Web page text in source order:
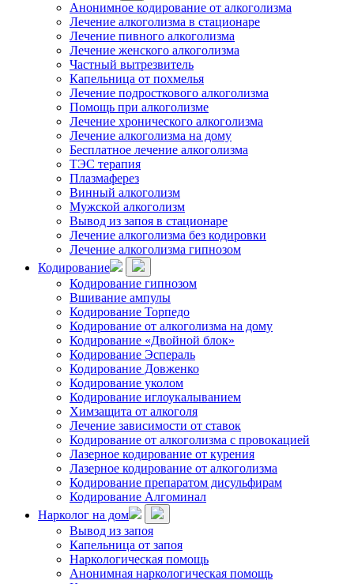
Анонимное кодирование от алкоголизма
Лечение алкоголизма в стационаре
Лечение пивного алкоголизма
Лечение женского алкоголизма
Частный вытрезвитель
Капельница от похмелья
Лечение подросткового алкоголизма
Помощь при алкоголизме
Лечение хронического алкоголизма
Лечение алкоголизма на дому
Бесплатное лечение алкоголизма
ТЭС терапия
Плазмаферез
Винный алкоголизм
Мужской алкоголизм
Вывод из запоя в стационаре
Лечение алкоголизма без кодировки
Лечение алкоголизма гипнозом
Кодирование
Кодирование гипнозом
Вшивание ампулы
Кодирование Торпедо
Кодирование от алкоголизма на дому
Кодирование «Двойной блок»
Кодирование Эспераль
Кодирование Довженко
Кодирование уколом
Кодирование иглоукалыванием
Химзащита от алкоголя
Лечение зависимости от ставок
Кодирование от алкоголизма с провокацией
Лазерное кодирование от курения
Лазерное кодирование от алкоголизма
Кодирование препаратом дисульфирам
Кодирование Алгоминал
Нарколог на дом
Вывод из запоя
Капельница от запоя
Наркологическая помощь
Анонимная наркологическая помощь